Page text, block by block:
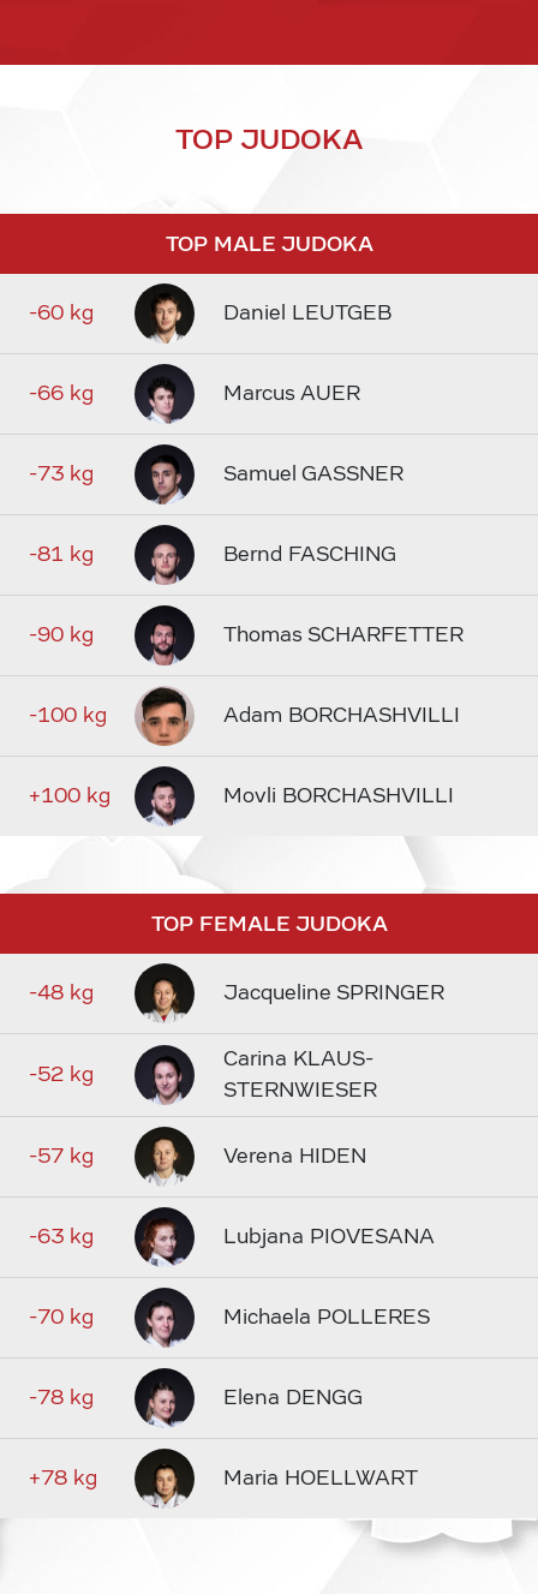
TOP JUDOKA
TOP MALE JUDOKA
-60 kg Daniel LEUTGEB
-66 kg Marcus AUER
-73 kg Samuel GASSNER
-81 kg Bernd FASCHING
-90 kg Thomas SCHARFETTER
-100 kg Adam BORCHASHVILLI
+100 kg Movli BORCHASHVILLI
TOP FEMALE JUDOKA
-48 kg Jacqueline SPRINGER
-52 kg
Carina KLAUS-
STERNWIESER
-57 kg Verena HIDEN
-63 kg Lubjana PIOVESANA
-70 kg Michaela POLLERES
-78 kg Elena DENGG
+78 kg Maria HOELLWART